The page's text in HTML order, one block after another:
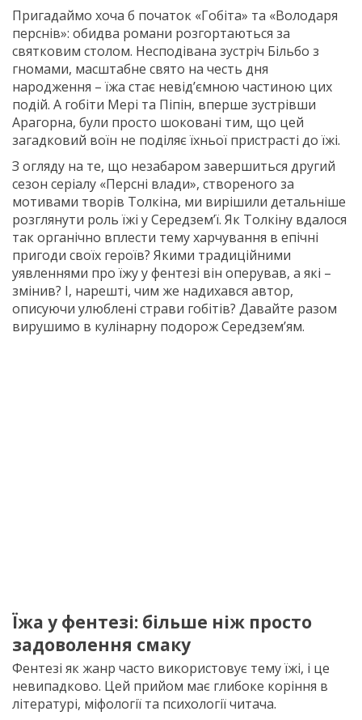
Пригадаймо хоча б початок «Гобіта» та «Володаря
перснів»: обидва романи розгортаються за
святковим столом. Несподівана зустріч Більбо з
гномами, масштабне свято на честь дня
народження – їжа стає невід’ємною частиною цих
подій. А гобіти Мері та Піпін, вперше зустрівши
Арагорна, були просто шоковані тим, що цей
загадковий воїн не поділяє їхньої пристрасті до їжі.
З огляду на те, що незабаром завершиться другий
сезон серіалу «Персні влади», створеного за
мотивами творів Толкіна, ми вирішили детальніше
розглянути роль їжі у Середзем’ї. Як Толкіну вдалося
так органічно вплести тему харчування в епічні
пригоди своїх героїв? Якими традиційними
уявленнями про їжу у фентезі він оперував, а які –
змінив? І, нарешті, чим же надихався автор,
описуючи улюблені страви гобітів? Давайте разом
вирушимо в кулінарну подорож Середзем’ям.
Їжа у фентезі: більше ніж просто
задоволення смаку
Фентезі як жанр часто використовує тему їжі, і це
невипадково. Цей прийом має глибоке коріння в
літературі, міфології та психології читача.